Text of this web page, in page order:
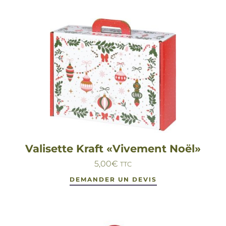
Valisette Kraft «Vivement Noël»
5,00€ TTC
DEMANDER UN DEVIS